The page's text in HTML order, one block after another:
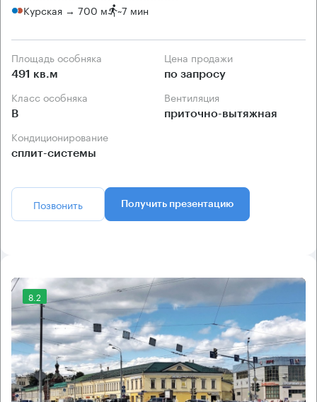
Курская → 700 м ~7 мин
Площадь особняка
491 кв.м
Цена продажи
по запросу
Класс особняка
B
Вентиляция
приточно-вытяжная
Кондиционирование
сплит-системы
Позвонить Получить презентацию
8.2